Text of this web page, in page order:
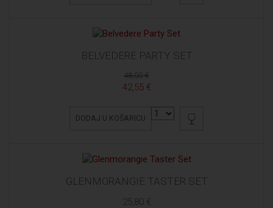
BELVEDERE PARTY SET
48,00 €
42,55 €
DODAJ U KOŠARICU
GLENMORANGIE TASTER SET
25,80 €